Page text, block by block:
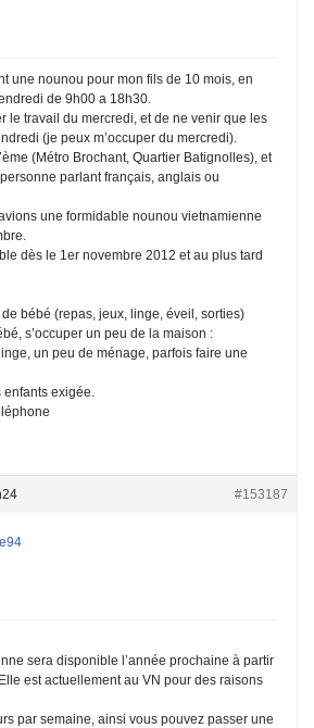
une nounou pour mon fils de 10 mois, en
de 9h00 a 18h30.
le travail du mercredi, et de ne venir que les
(je peux m’occuper du mercredi).
(Métro Brochant, Quartier Batignolles), et
parlant français, anglais ou
une formidable nounou vietnamienne
dès le 1er novembre 2012 et au plus tard
bébé (repas, jeux, linge, éveil, sorties)
s’occuper un peu de la maison :
un peu de ménage, parfois faire une
exigée.
#153187
sera disponible l’année prochaine à partir
est actuellement au VN pour des raisons
par semaine, ainsi vous pouvez passer une